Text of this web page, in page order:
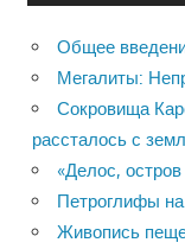
Общее
Мегалиты:
Сокровища
рассталось с
«Делос,
Петроглифы
Живопись